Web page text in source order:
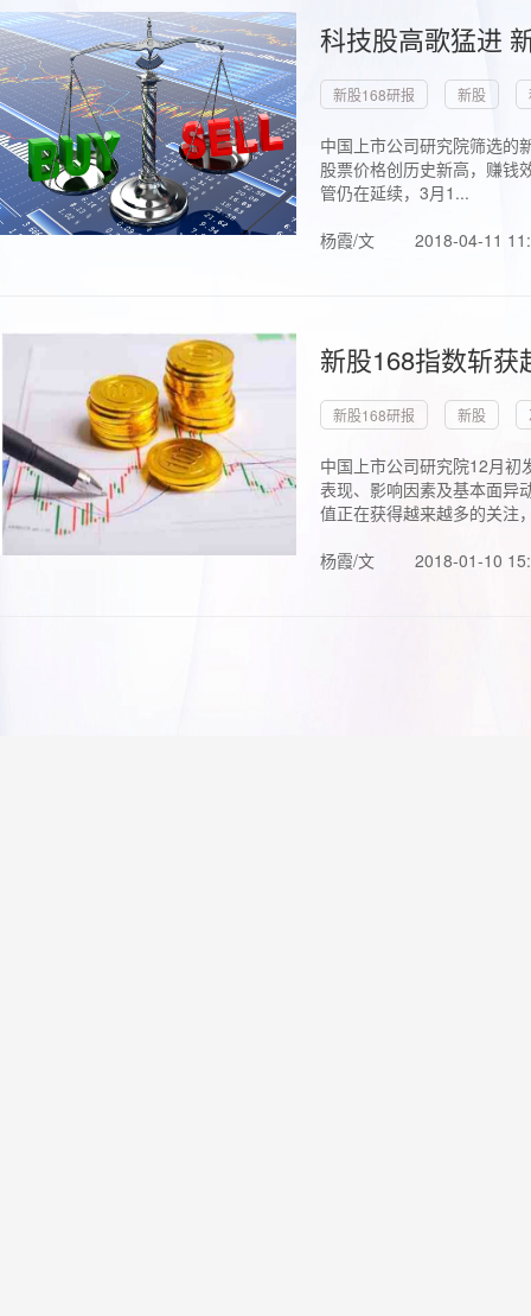
科技股高歌猛进
新股168研报 新股
中国上市公司研究院筛选的
股票价格创历史新高，赚钱
管仍在延续，3月1...
杨霞/文
2018-04-11
新股168指数斩
新股168研报 新股
中国上市公司研究院12月初
表现、影响因素及基本面异
值正在获得越来越多的关注
杨霞/文
2018-01-10